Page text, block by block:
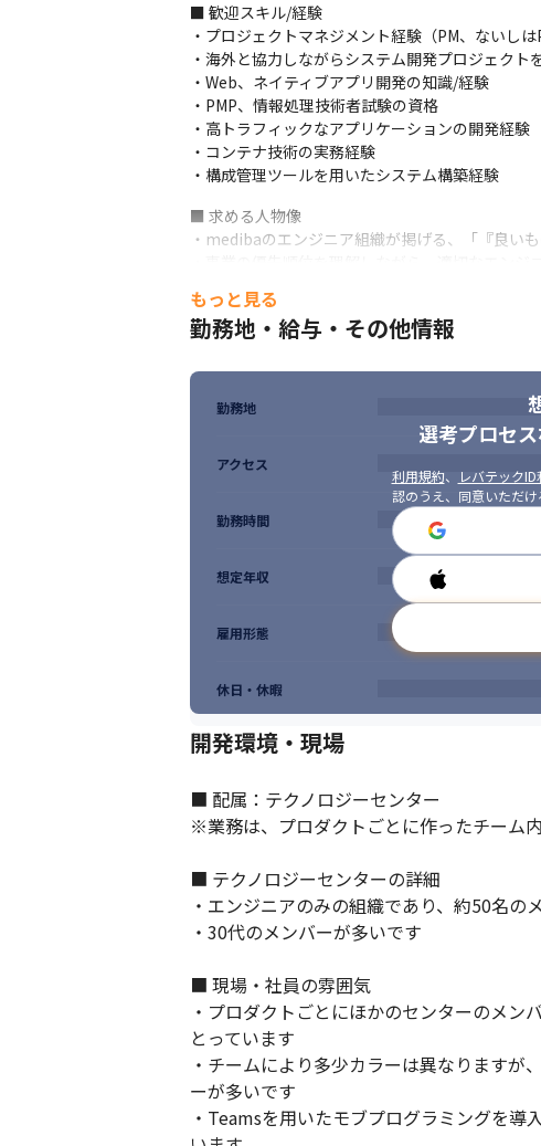
・1,500万人以上（※）の会員サービスである『
メ、コマースなどのサービス、5G/xRやヘルス
・大規模サービス新規領域まで、一つの会社にい
■ 歓迎スキル/経験
・プロジェクトマネジメント経験（PM、ないしは
・海外と協力しながらシステム開発プロジェクト
・Web、ネイティブアプリ開発の知識/経験
・PMP、情報処理技術者試験の資格
・高トラフィックなアプリケーションの開発経験
・コンテナ技術の実務経験
・構成管理ツールを用いたシステム構築経験
■ 求める人物像
・medibaのエンジニア組織が掲げる、「『良い
・成功のために、自ら率先して行動できる方
・ベストを尽くすための努力を惜しまない方
・自動化したくなる衝動に駆られる方
もっと見る
勤務地・給与・その他情報
選考プロセ
利用規約、 レバテック
認のうえ、同意いただけ
勤務地
アクセス
勤務時間
想定年収
雇用形態
休日・休暇
開発環境・現場
■ 配属：テクノロジーセンター
※業務は、プロダクトごとに作ったチーム
■ テクノロジーセンターの詳細
・エンジニアのみの組織であり、約50名の
・30代のメンバーが多いです
■ 現場・社員の雰囲気
・プロダクトごとにほかのセンターのメ
とっています
・チームにより多少カラーは異なります
ーが多いです
・Teamsを用いたモブプログラミングを